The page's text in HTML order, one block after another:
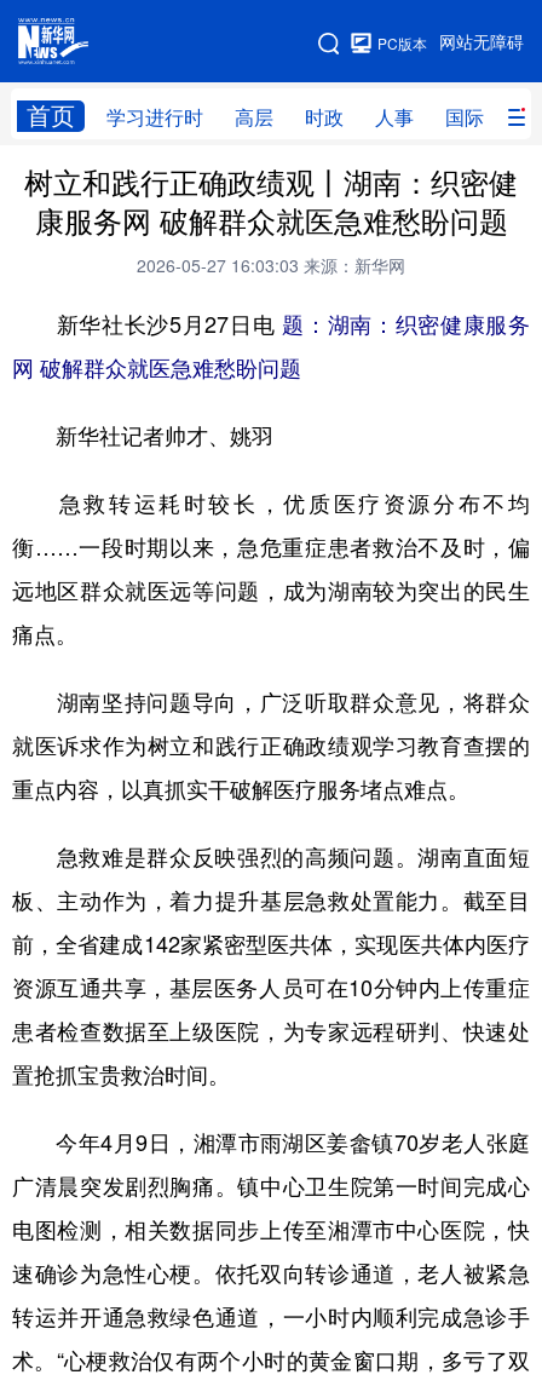
网站无障碍
PC版本
首页 学习进行时 高层 时政 人事 国际 财
网站地图
学习进行时 高层 时政 人事
国际 财经 网评 港澳
科技 科创 量子 体育
文化 书画
访谈 视频
人居 信息化 数字经济
学术中国 乡村振兴 银龄 溯源中国
彩票 娱乐 时尚 悦读
公益 一带一路 亚太网 上市公司
文化产业
北京 天津 河北 山西
辽宁 吉林 上海 江苏
浙江 安徽 福建 江西
山东 河南
广东 广西 海南 重庆
四川 贵州 云南 西藏
陕西 甘肃 青海 宁夏
树立和践行正确政绩观丨湖南：织密健
康服务网 破解群众就医急难愁盼问题
2026-05-27 16:03:03 来源：新华网
新华社长沙5月27日电 题：湖南：织密健康服务
网 破解群众就医急难愁盼问题
新华社记者帅才、姚羽
急救转运耗时较长，优质医疗资源分布不均
衡……一段时期以来，急危重症患者救治不及时，偏
远地区群众就医远等问题，成为湖南较为突出的民生
痛点。
湖南坚持问题导向，广泛听取群众意见，将群众
就医诉求作为树立和践行正确政绩观学习教育查摆的
重点内容，以真抓实干破解医疗服务堵点难点。
急救难是群众反映强烈的高频问题。湖南直面短
板、主动作为，着力提升基层急救处置能力。截至目
前，全省建成142家紧密型医共体，实现医共体内医疗
资源互通共享，基层医务人员可在10分钟内上传重症
患者检查数据至上级医院，为专家远程研判、快速处
置抢抓宝贵救治时间。
今年4月9日，湘潭市雨湖区姜畲镇70岁老人张庭
广清晨突发剧烈胸痛。镇中心卫生院第一时间完成心
电图检测，相关数据同步上传至湘潭市中心医院，快
速确诊为急性心梗。依托双向转诊通道，老人被紧急
转运并开通急救绿色通道，一小时内顺利完成急诊手
术。“心梗救治仅有两个小时的黄金窗口期，多亏了双